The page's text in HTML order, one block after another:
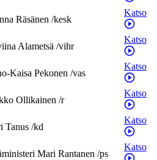
Räsänen /kesk
Katso
Alametsä /vihr
Katso
Kaisa Pekonen /vas
Katso
Ollikainen /r
Katso
Tanus /kd
Katso
Mari Rantanen /ps
Katso